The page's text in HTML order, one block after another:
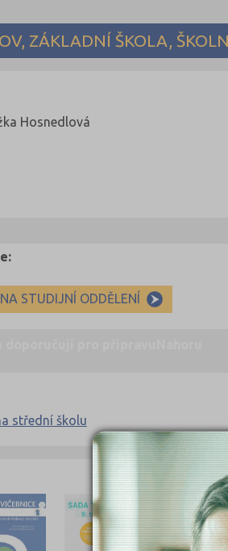
ZÁKLADNÍ ŠKOLA,
Hosnedlová
STUDIJNÍ ODDĚLENÍ
střední školu